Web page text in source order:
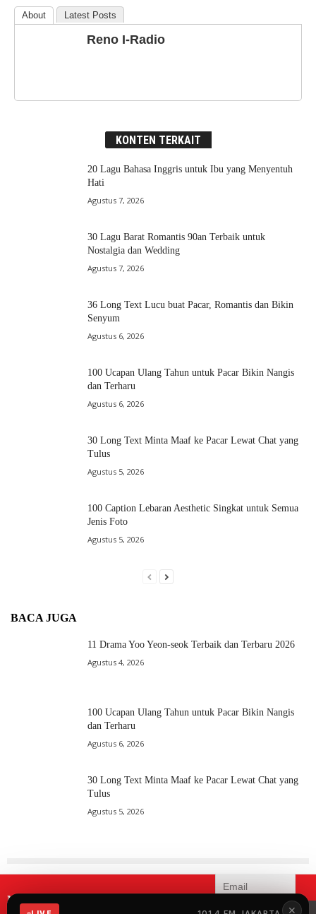
✕
About Latest Posts
Reno I-Radio
KONTEN TERKAIT
20 Lagu Bahasa Inggris untuk Ibu yang Menyentuh
Hati
Agustus 7, 2026
30 Lagu Barat Romantis 90an Terbaik untuk
Nostalgia dan Wedding
Agustus 7, 2026
36 Long Text Lucu buat Pacar, Romantis dan Bikin
Senyum
Agustus 6, 2026
100 Ucapan Ulang Tahun untuk Pacar Bikin Nangis
dan Terharu
Agustus 6, 2026
30 Long Text Minta Maaf ke Pacar Lewat Chat yang
Tulus
Agustus 5, 2026
100 Caption Lebaran Aesthetic Singkat untuk Semua
Jenis Foto
Agustus 5, 2026
BACA JUGA
11 Drama Yoo Yeon-seok Terbaik dan Terbaru 2026
Agustus 4, 2026
100 Ucapan Ulang Tahun untuk Pacar Bikin Nangis
dan Terharu
Agustus 6, 2026
30 Long Text Minta Maaf ke Pacar Lewat Chat yang
Tulus
Agustus 5, 2026
Mau menerima informasi terbaru